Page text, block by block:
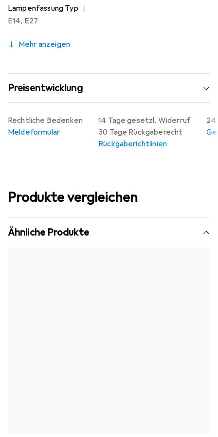
Lampenfassung Typ i
E14, E27
Mehr anzeigen
Preisentwicklung
14 Tage gesetzl. Widerruf
30 Tage Rückgaberecht
Rückgaberichtlinien
24
Rechtliche Bedenken
Meldeformular
Produkte vergleichen
Ähnliche Produkte